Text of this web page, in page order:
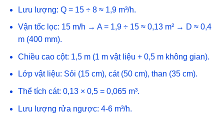
Lưu lượng: Q = 15 ÷ 8 ≈ 1,9 m³/h.
Vận tốc lọc: 15 m/h → A = 1,9 ÷ 15 ≈ 0,13 m² → D ≈ 0,4
m (400 mm).
Chiều cao cột: 1,5 m (1 m vật liệu + 0,5 m không gian).
Lớp vật liệu: Sỏi (15 cm), cát (50 cm), than (35 cm).
Thể tích cát: 0,13 × 0,5 = 0,065 m³.
Lưu lượng rửa ngược: 4-6 m³/h.